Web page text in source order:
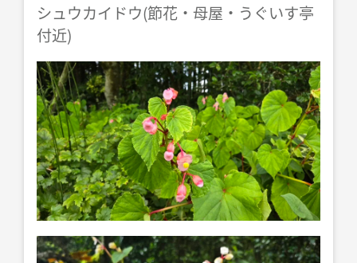
シュウカイドウ(節花・母屋・うぐいす亭
付近)